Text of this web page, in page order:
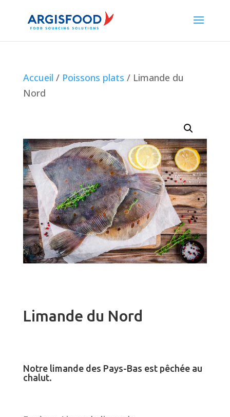
Accueil / Poissons plats / Limande du
Nord
Limande du Nord
Notre limande des Pays-Bas est pêchée au
chalut.